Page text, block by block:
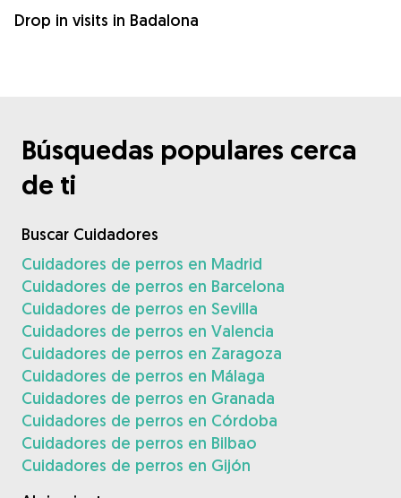
Drop in visits in Badalona
Búsquedas populares cerca
de ti
Buscar Cuidadores
Cuidadores de perros en Madrid
Cuidadores de perros en Barcelona
Cuidadores de perros en Sevilla
Cuidadores de perros en Valencia
Cuidadores de perros en Zaragoza
Cuidadores de perros en Málaga
Cuidadores de perros en Granada
Cuidadores de perros en Córdoba
Cuidadores de perros en Bilbao
Cuidadores de perros en Gijón